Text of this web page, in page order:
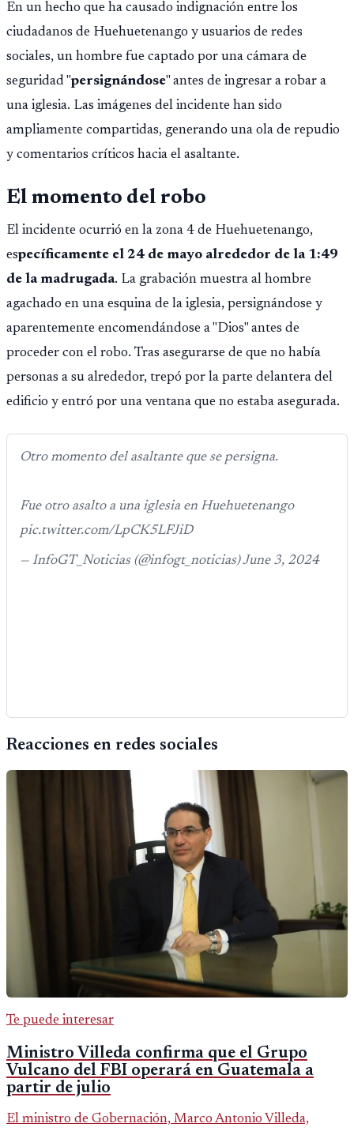
En un hecho que ha causado indignación entre los
ciudadanos de Huehuetenango y usuarios de redes
sociales, un hombre fue captado por una cámara de
seguridad "persignándose" antes de ingresar a robar a
una iglesia. Las imágenes del incidente han sido
ampliamente compartidas, generando una ola de repudio
y comentarios críticos hacia el asaltante.
El momento del robo
El incidente ocurrió en la zona 4 de Huehuetenango,
específicamente el 24 de mayo alrededor de la 1:49
de la madrugada. La grabación muestra al hombre
agachado en una esquina de la iglesia, persignándose y
aparentemente encomendándose a "Dios" antes de
proceder con el robo. Tras asegurarse de que no había
personas a su alrededor, trepó por la parte delantera del
edificio y entró por una ventana que no estaba asegurada.
Otro momento del asaltante que se persigna.
Fue otro asalto a una iglesia en Huehuetenango
pic.twitter.com/LpCK5LFJiD
— InfoGT_Noticias (@infogt_noticias) June 3, 2024
Reacciones en redes sociales
Te puede interesar
Ministro Villeda confirma que el Grupo
Vulcano del FBI operará en Guatemala a
partir de julio
El ministro de Gobernación, Marco Antonio Villeda,